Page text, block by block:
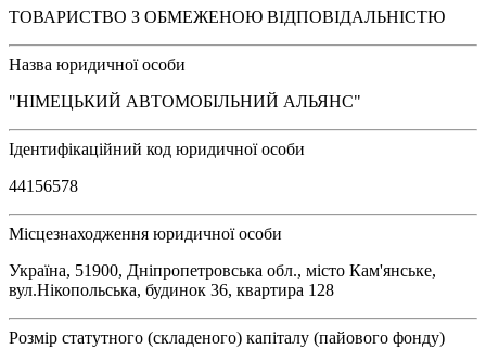
ТОВАРИСТВО З ОБМЕЖЕНОЮ ВІДПОВІДАЛЬНІСТЮ
Назва юридичної особи
"НІМЕЦЬКИЙ АВТОМОБІЛЬНИЙ АЛЬЯНС"
Ідентифікаційний код юридичної особи
44156578
Місцезнаходження юридичної особи
Україна, 51900, Дніпропетровська обл., місто Кам'янське,
вул.Нікопольська, будинок 36, квартира 128
Розмір статутного (складеного) капіталу (пайового фонду)